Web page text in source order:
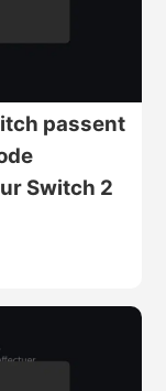
passent
Switch 2